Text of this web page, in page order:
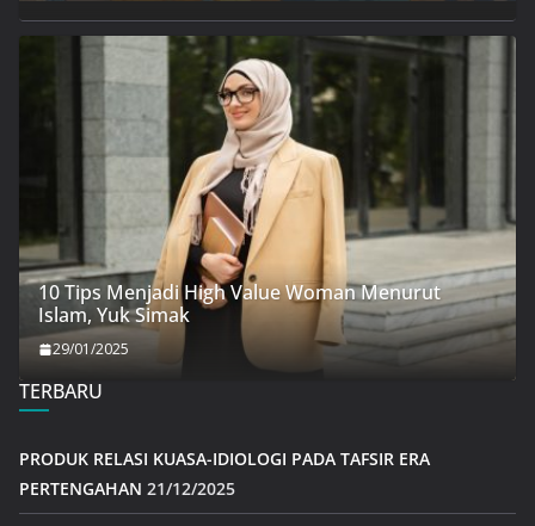
10 Tips Menjadi High Value Woman Menurut
Islam, Yuk Simak
29/01/2025
TERBARU
PRODUK RELASI KUASA-IDIOLOGI PADA TAFSIR ERA
PERTENGAHAN 21/12/2025